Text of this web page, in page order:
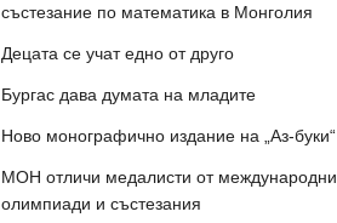
състезание по математика в Монголия
Децата се учат едно от друго
Бургас дава думата на младите
Ново монографично издание на „Аз-буки“
МОН отличи медалисти от международни
олимпиади и състезания